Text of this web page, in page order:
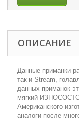
ОПИСАНИЕ
Данные приманки
так и Stream,
данных приманок
мягкий
Американского
аналоги после